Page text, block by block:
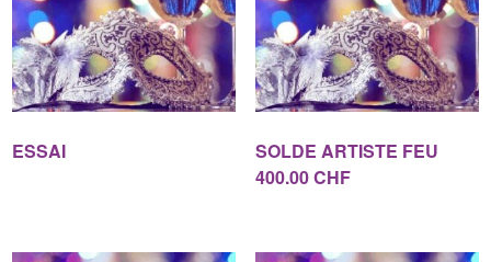
ESSAI
SOLDE ARTISTE FEU
400.00 CHF